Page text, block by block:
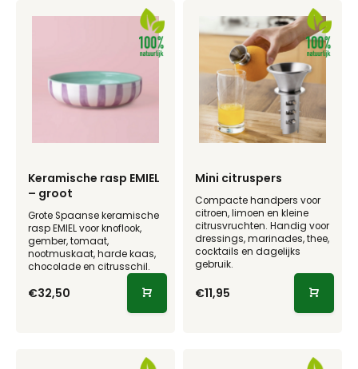
Keramische rasp EMIEL
– groot
Grote Spaanse keramische
rasp EMIEL voor knoflook,
gember, tomaat,
nootmuskaat, harde kaas,
chocolade en citrusschil.
€32,50
Mini citruspers
Compacte handpers voor
citroen, limoen en kleine
citrusvruchten. Handig voor
dressings, marinades, thee,
cocktails en dagelijks
gebruik.
€11,95